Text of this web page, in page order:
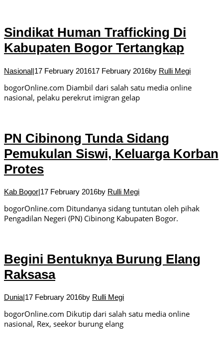
Sindikat Human Trafficking Di
Kabupaten Bogor Tertangkap
Nasional|17 February 201617 February 2016by Rulli Megi
bogorOnline.com Diambil dari salah satu media online
nasional, pelaku perekrut imigran gelap
PN Cibinong Tunda Sidang
Pemukulan Siswi, Keluarga Korban
Protes
Kab Bogor|17 February 2016by Rulli Megi
bogorOnline.com Ditundanya sidang tuntutan oleh pihak
Pengadilan Negeri (PN) Cibinong Kabupaten Bogor.
Begini Bentuknya Burung Elang
Raksasa
Dunia|17 February 2016by Rulli Megi
bogorOnline.com Dikutip dari salah satu media online
nasional, Rex, seekor burung elang